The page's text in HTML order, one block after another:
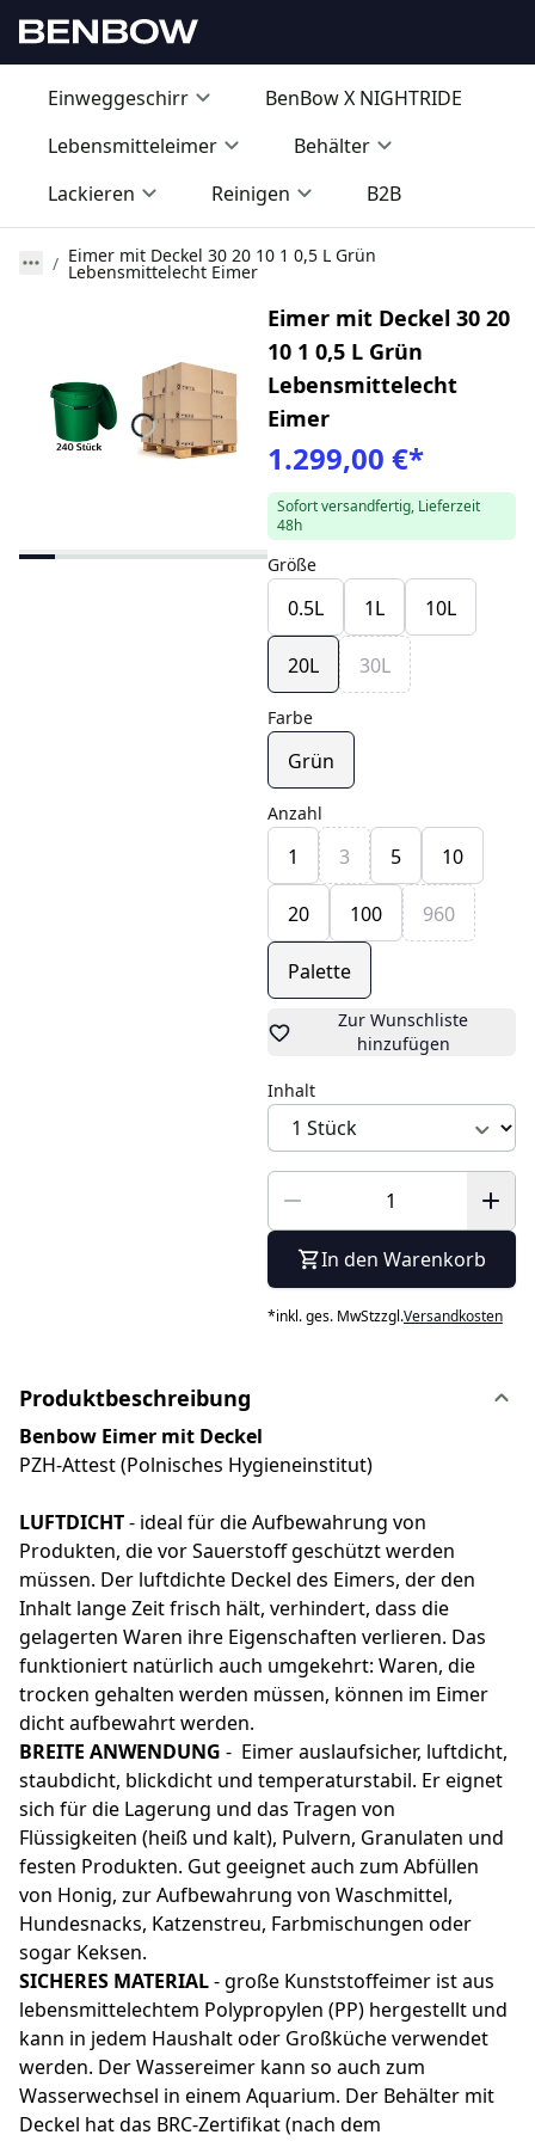
Einweggeschirr
BenBow X NIGHTRIDE
Lebensmitteleimer
Behälter
Lackieren
Reinigen B2B
Eimer mit Deckel 30 20 10 1 0,5 L Grün
Lebensmittelecht Eimer
Eimer mit Deckel 30 20
10 1 0,5 L Grün
Lebensmittelecht
Eimer
1.299,00 €*
Sofort versandfertig, Lieferzeit
48h
Größe
0.5L 1L 10L
20L 30L
Farbe
Grün
Anzahl
1 3 5 10
20 100 960
Palette
Zur Wunschliste
hinzufügen
Inhalt
In den Warenkorb
*inkl. ges. MwStzzgl.Versandkosten
Produktbeschreibung
Benbow Eimer mit Deckel
PZH-Attest (Polnisches Hygieneinstitut)
LUFTDICHT- ideal für die Aufbewahrung von
Produkten, die vor Sauerstoff geschützt werden
müssen. Der luftdichte Deckel des Eimers, der den
Inhalt lange Zeit frisch hält, verhindert, dass die
gelagerten Waren ihre Eigenschaften verlieren. Das
funktioniert natürlich auch umgekehrt: Waren, die
trocken gehalten werden müssen, können im Eimer
dicht aufbewahrt werden.
BREITE ANWENDUNG - Eimer auslaufsicher, luftdicht,
staubdicht, blickdicht und temperaturstabil. Er eignet
sich für die Lagerung und das Tragen von
Flüssigkeiten (heiß und kalt), Pulvern, Granulaten und
festen Produkten. Gut geeignet auch zum Abfüllen
von Honig, zur Aufbewahrung von Waschmittel,
Hundesnacks, Katzenstreu, Farbmischungen oder
sogar Keksen.
SICHERES MATERIAL- große Kunststoffeimer ist aus
lebensmittelechtem Polypropylen (PP) hergestellt und
kann in jedem Haushalt oder Großküche verwendet
werden. Der Wassereimer kann so auch zum
Wasserwechsel in einem Aquarium. Der Behälter mit
Deckel hat das BRC-Zertifikat (nach dem